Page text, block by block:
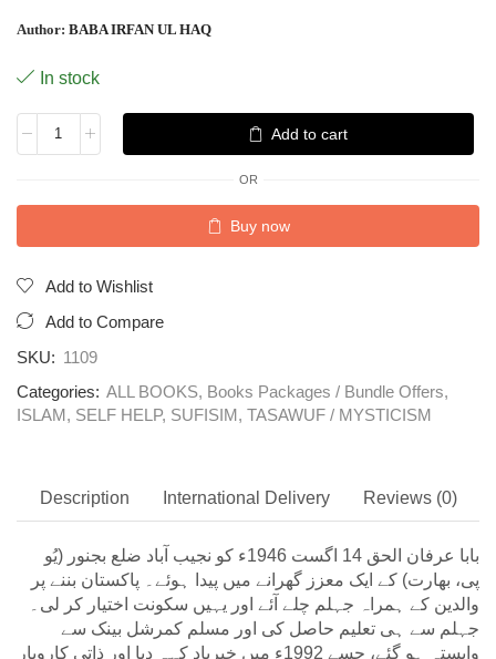
Author: BABA IRFAN UL HAQ
In stock
Add to cart
OR
Buy now
Add to Wishlist
Add to Compare
SKU: 1109
Categories: ALL BOOKS, Books Packages / Bundle Offers,
ISLAM, SELF HELP, SUFISIM, TASAWUF / MYSTICISM
Description International Delivery Reviews (0)
بابا عرفان الحق 14 اگست 1946ء کو نجیب آباد ضلع بجنور (یُو
پی، بھارت) کے ایک معزز گھرانے میں پیدا ہوئے۔ پاکستان بننے پر
والدین کے ہمراہ جہلم چلے آئے اور یہیں سکونت اختیار کر لی۔
جہلم سے ہی تعلیم حاصل کی اور مسلم کمرشل بینک سے
وابستہ ہو گئے، جسے 1992ء میں خیرباد کہہ دیا اور ذاتی کاروبار